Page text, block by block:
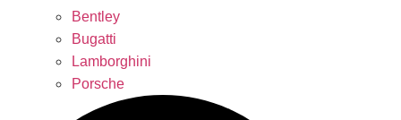
Bentley
Bugatti
Lamborghini
Porsche